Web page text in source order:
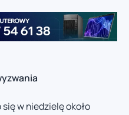
w niedzielę około